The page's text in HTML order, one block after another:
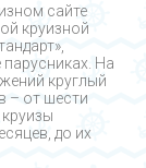
сайте
круизной
парусниках. На
круглый
– от шести
до их